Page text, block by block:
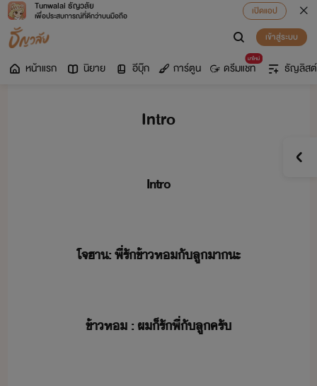
Tunwalai ธัญวลัย
เพื่อประสบการณ์ที่ดีกว่าบนมือถือ
เปิดแอป
เข้าสู่ระบบ
หน้าแรก นิยาย อีบุ๊ก การ์ตูน
มาใหม่
ดรีมแชท ธัญลิสต์
Intro
Intro
​โจ​ฮา​:​ ​พี่​รั​ข้า​ห​ั​ลู​า​ะ​
​ข้า​ห​ ​ :​ ​ ​ผ​็​รั​พี่​ั​ลู​ครั​